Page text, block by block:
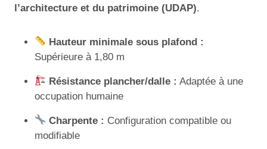
l’architecture et du patrimoine (UDAP).
Hauteur minimale sous plafond :
Supérieure à 1,80 m
Résistance plancher/dalle : Adaptée à une
occupation humaine
Charpente : Configuration compatible ou
modifiable